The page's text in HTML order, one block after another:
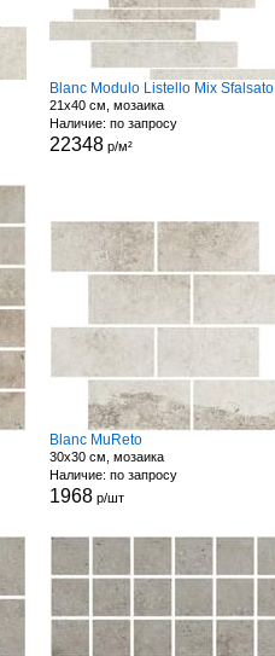
Blanc Modulo Listello Mix Sfalsato
21x40 см, мозаика
Наличие: по запросу
22348р/м²
Blanc MuReto
30x30 см, мозаика
Наличие: по запросу
1968р/шт